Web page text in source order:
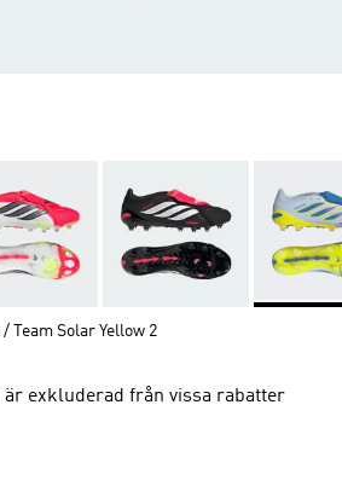
Team Solar Yellow 2
är exkluderad från vissa rabatter